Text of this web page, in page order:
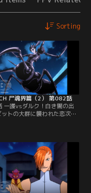
Sorting
尸魂界篇（2） 第082話
一護vsダルク！白き闇の出
トの大群に襲われた恋次の
われる啓吾を見つける。ビ
一蹴する一護だったが、啓吾
を負ってしまう。一護は啓吾
するために急いでその場を離
とするが、その行く手を古賀
。【提供：バンダイチャンネ